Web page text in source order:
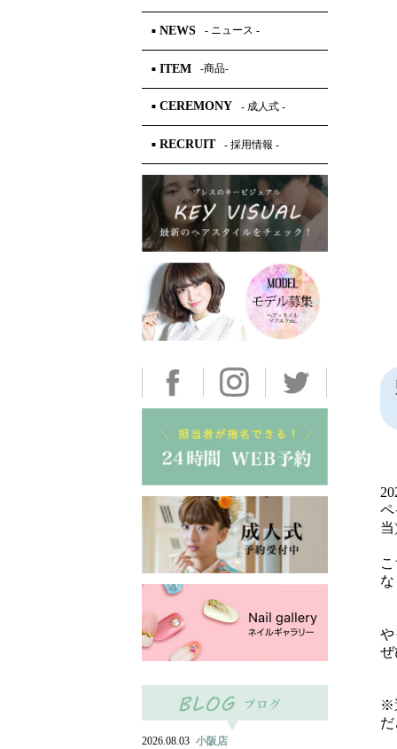
ペ
や
※
■ NEWS - ニュース -
■ ITEM -商品-
■ CEREMONY - 成人式 -
■ RECRUIT - 採用情報 -
2026.08.03 小阪店